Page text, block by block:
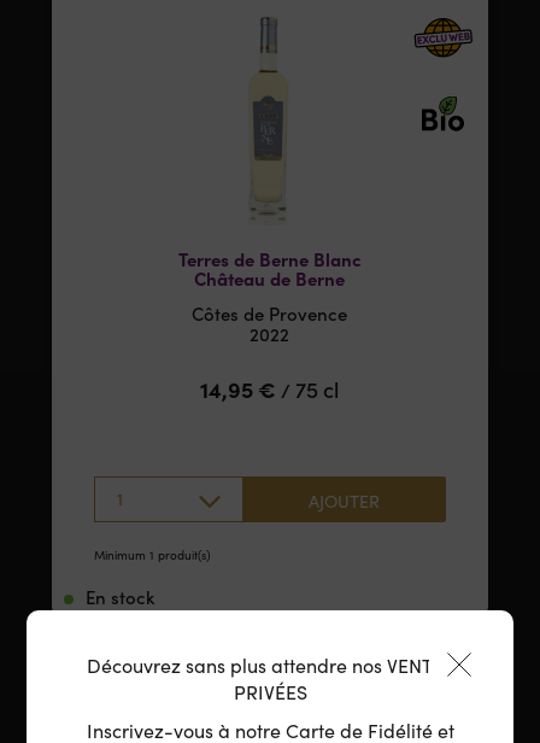
Terres de Berne Blanc
Château de Berne
Côtes de Provence
2022
14,95 € / 75 cl
1 AJOUTER
Minimum 1 produit(s)
En stock
NOUVEAUTÉ
Découvrez sans plus attendre nos VENTES
PRIVÉES
Inscrivez-vous à notre Carte de Fidélité et